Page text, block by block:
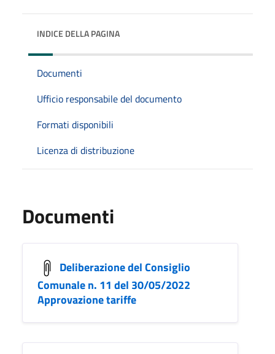
INDICE DELLA PAGINA
Documenti
Ufficio responsabile del documento
Formati disponibili
Licenza di distribuzione
Documenti
Deliberazione del Consiglio
Comunale n. 11 del 30/05/2022
Approvazione tariffe